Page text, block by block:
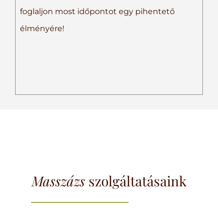
foglaljon most időpontot egy pihentető
élményére!
Masszázs szolgáltatásaink